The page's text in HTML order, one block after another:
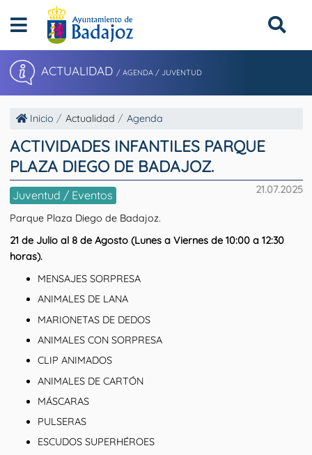
ACTUALIDAD / AGENDA / JUVENTUD
Inicio Actualidad Agenda
ACTIVIDADES INFANTILES PARQUE
PLAZA DIEGO DE BADAJOZ.
21.07.2025
Juventud / Eventos
Parque Plaza Diego de Badajoz.
21 de Julio al 8 de Agosto (Lunes a Viernes de 10:00 a 12:30
horas).
MENSAJES SORPRESA
ANIMALES DE LANA
MARIONETAS DE DEDOS
ANIMALES CON SORPRESA
CLIP ANIMADOS
ANIMALES DE CARTÓN
MÁSCARAS
PULSERAS
ESCUDOS SUPERHÉROES